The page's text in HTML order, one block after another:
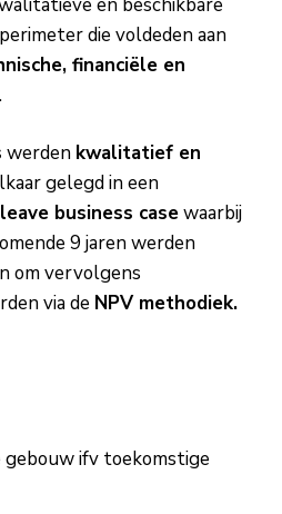
en beschikbare
die voldeden aan
financiële en
.
werden kwalitatief en
gelegd in een
business casewaarbij
9 jaren werden
om vervolgens
via de NPV methodiek.
gebouw ifv toekomstige